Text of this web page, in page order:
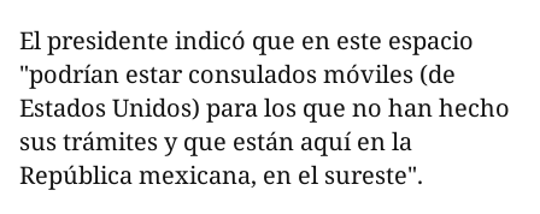
El presidente indicó que en este espacio
"podrían estar consulados móviles (de
Estados Unidos) para los que no han hecho
sus trámites y que están aquí en la
República mexicana, en el sureste".